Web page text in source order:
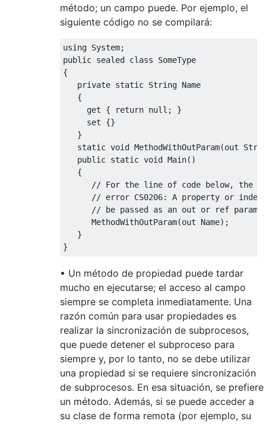
método; un campo puede. Por ejemplo, el
siguiente código no se compilará:
using System;
public sealed class
SomeType
{
private static String Name
{
get
{ return null ;
}
set
{}
}
static void MethodWithOutParam(out
public static void Main()
{
// For the line of code below, the
// error CS0206: A property or
// be passed as an out or ref
MethodWithOutParam(out Name);
}
}
• Un método de propiedad puede tardar
mucho en ejecutarse; el acceso al campo
siempre se completa inmediatamente. Una
razón común para usar propiedades es
realizar la sincronización de subprocesos,
que puede detener el subproceso para
siempre y, por lo tanto, no se debe utilizar
una propiedad si se requiere sincronización
de subprocesos. En esa situación, se prefiere
un método. Además, si se puede acceder a
su clase de forma remota (por ejemplo, su